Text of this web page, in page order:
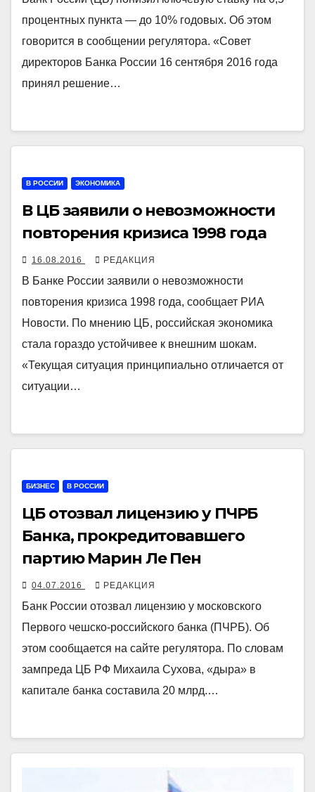
процентных пункта — до 10% годовых. Об этом
говорится в сообщении регулятора. «Совет
директоров Банка России 16 сентября 2016 года
принял решение…
В РОССИИ ЭКОНОМИКА
В ЦБ заявили о невозможности
повторения кризиса 1998 года
16.08.2016 РЕДАКЦИЯ
В Банке России заявили о невозможности
повторения кризиса 1998 года, сообщает РИА
Новости. По мнению ЦБ, российская экономика
стала гораздо устойчивее к внешним шокам.
«Текущая ситуация принципиально отличается от
ситуации…
БИЗНЕС В РОССИИ
ЦБ отозвал лицензию у ПЧРБ
Банка, прокредитовавшего
партию Марин Ле Пен
04.07.2016 РЕДАКЦИЯ
Банк России отозвал лицензию у московского
Первого чешско-российского банка (ПЧРБ). Об
этом сообщается на сайте регулятора. По словам
зампреда ЦБ РФ Михаила Сухова, «дыра» в
капитале банка составила 20 млрд.…